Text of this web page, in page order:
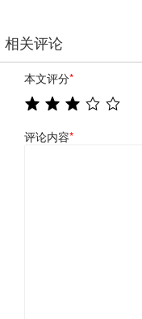
相关评论
本文评分*
评论内容*